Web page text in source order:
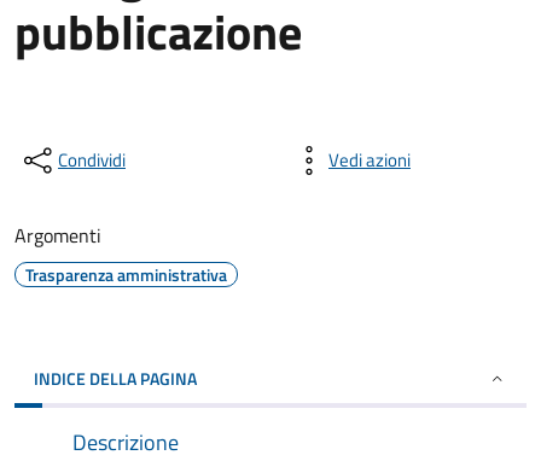
pubblicazione
Condividi Vedi azioni
Argomenti
Trasparenza amministrativa
INDICE DELLA PAGINA
Descrizione